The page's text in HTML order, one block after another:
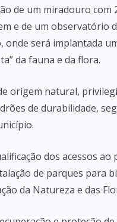
de um miradouro com
e de um observatório
onde será implantada
da fauna e da flora.
origem natural,
de durabilidade,
dos acessos
de parques para
da Natureza e das